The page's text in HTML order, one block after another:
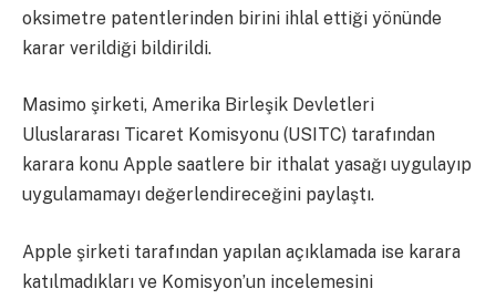
oksimetre patentlerinden birini ihlal ettiği yönünde
karar verildiği bildirildi.
Masimo şirketi, Amerika Birleşik Devletleri
Uluslararası Ticaret Komisyonu (USITC) tarafından
karara konu Apple saatlere bir ithalat yasağı uygulayıp
uygulamamayı değerlendireceğini paylaştı.
Apple şirketi tarafından yapılan açıklamada ise karara
katılmadıkları ve Komisyon’un incelemesini